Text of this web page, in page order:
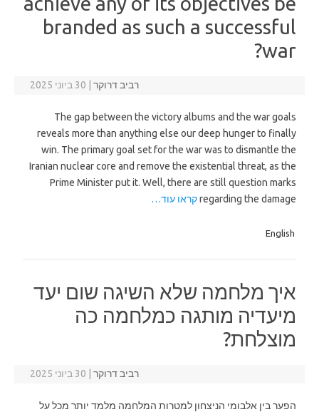
branded as such a successful
war?
רביב דרוקר 30 ביוני 2025
The gap between the victory albums and the war goals
reveals more than anything else our deep hunger to finally
win. The primary goal set for the war was to dismantle the
Iranian nuclear core and remove the existential threat, as the
Prime Minister put it. Well, there are still question marks
regarding the damageקראו עוד…
English
איך מלחמה שלא השיגה שום יעד
מיעדיה מותגה כמלחמה כה
מוצלחת?
רביב דרוקר 30 ביוני 2025
הפער בין אלבומי הניצחון למטרות המלחמה מלמד יותר מכל על